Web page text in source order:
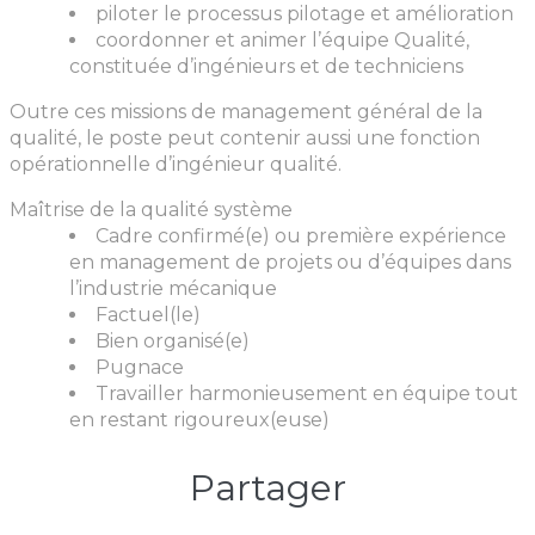
piloter le processus pilotage et amélioration
coordonner et animer l’équipe Qualité,
constituée d’ingénieurs et de techniciens
Outre ces missions de management général de la
qualité, le poste peut contenir aussi une fonction
opérationnelle d’ingénieur qualité.
Maîtrise de la qualité système
Cadre confirmé(e) ou première expérience
en management de projets ou d’équipes dans
l’industrie mécanique
Factuel(le)
Bien organisé(e)
Pugnace
Travailler harmonieusement en équipe tout
en restant rigoureux(euse)
Partager​